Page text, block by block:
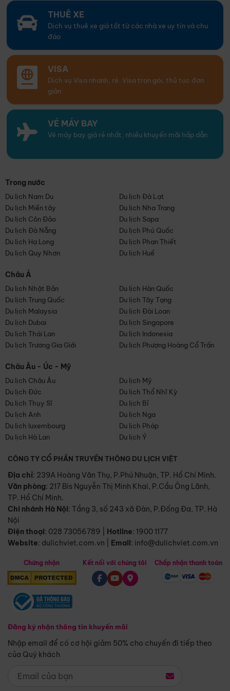
THUÊ XE
Dịch vụ thuê xe giá tốt từ các nhà xe uy tín và chu
đáo
VISA
Dịch vụ Visa nhanh, rẻ. Visa trọn gói, thủ tục đơn
giản
VÉ MÁY BAY
Vé máy bay giá rẻ nhất, nhiều khuyến mãi hấp dẫn
Trong nước
Du lịch Nam Du
Du lịch Đà Lạt
Du lịch Miền tây
Du lịch Nha Trang
Du lịch Côn Đảo
Du lịch Sapa
Du lịch Đà Nẵng
Du lịch Phú Quốc
Du lịch Hạ Long
Du lịch Phan Thiết
Du lịch Quy Nhơn
Du lịch Huế
Châu Á
Du lịch Nhật Bản
Du lịch Hàn Quốc
Du lịch Trung Quốc
Du lịch Tây Tạng
Du lịch Malaysia
Du lịch Đài Loan
Du lịch Dubai
Du lịch Singapore
Du lịch Thái Lan
Du lịch Indonesia
Du lịch Trương Gia Giới
Du lịch Phượng Hoàng Cổ Trấn
Châu Âu - Úc - Mỹ
Du lịch Châu Âu
Du lịch Mỹ
Du lịch Đức
Du lịch Thổ Nhĩ Kỳ
Du lịch Thụy Sĩ
Du lịch Bỉ
Du lịch Anh
Du lịch Nga
Du lịch luxembourg
Du lịch Pháp
Du lịch Hà Lan
Du lịch Ý
CÔNG TY CỔ PHẦN TRUYỀN THÔNG DU LỊCH VIỆT
Địa chỉ: 239A Hoàng Văn Thụ, P.Phú Nhuận, TP. Hồ Chí Minh.
Văn phòng: 217 Bis Nguyễn Thị Minh Khai, P.Cầu Ông Lãnh,
TP. Hồ Chí Minh.
Chi nhánh Hà Nội: Tầng 3, số 243 xã Đàn, P.Đống Đa, TP. Hà
Nội
Điện thoại: 028 73056789 Hotline: 1900 1177
Website: dulichviet.com.vn Email: info@dulichviet.com.vn
Chứng nhận
Đăng ký nhận thông tin khuyến mãi
Nhập email để có cơ hội giảm 50% cho chuyến đi tiếp theo
của Quý khách
Kết nối với chúng tôi Chấp nhận thanh toán